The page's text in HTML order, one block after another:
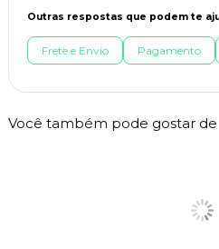
Outras respostas que podem te
Frete e Envio Pagamento
Você também pode gostar de